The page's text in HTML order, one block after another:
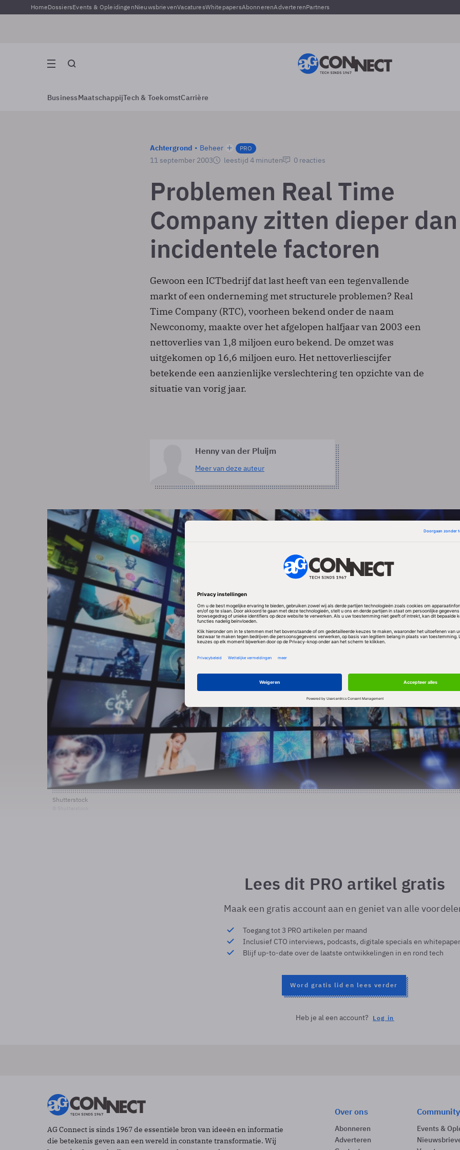
HomeDossiersEvents & OpleidingenNieuwsbrievenVacaturesWhitepapersAbonnerenAdverterenPartners
BusinessMaatschappijTech & ToekomstCarrière
Achtergrond Beheer PRO
11 september 2003 leestijd 4 minuten 0 reacties
Problemen Real Time
Company zitten dieper dan
incidentele factoren
Gewoon een ICT­bedrijf dat last heeft van een tegenvallende
markt of een onderneming met structurele problemen? Real
Time Company (RTC), voorheen bekend onder de naam
Newconomy, maakte over het afgelopen halfjaar van 2003 een
nettoverlies van 1,8 miljoen euro bekend. De omzet was
uitgekomen op 16,6 miljoen euro. Het nettoverliescijfer
betekende een aanzienlijke verslechtering ten opzichte van de
situatie van vorig jaar.
Henny van der Pluijm
Meer van deze auteur
Shutterstock
Lees dit PRO artikel gratis
Maak een gratis account aan en geniet van alle
Toegang tot 3 PRO artikelen per maand
Inclusief CTO interviews, podcasts, digitale specials en
Blijf up-to-date over de laatste ontwikkelingen in en rond tech
Word gratis lid en lees verder
Heb je al een account? Log in
AG Connect is sinds 1967 de essentiële bron van ideeën en informatie
die betekenis geven aan een wereld in constante transformatie. Wij
Over ons
Abonneren
Adverteren
Community
Events &